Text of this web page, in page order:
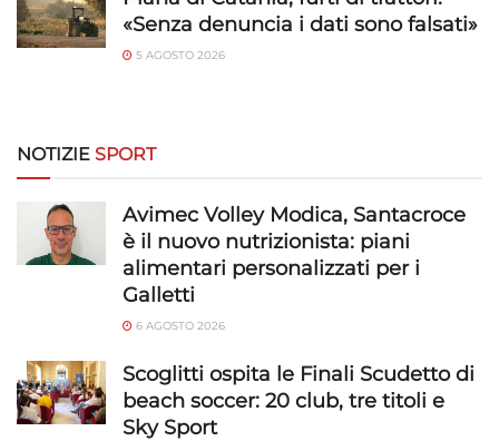
«Senza denuncia i dati sono falsati»
5 AGOSTO 2026
NOTIZIE SPORT
Avimec Volley Modica, Santacroce
è il nuovo nutrizionista: piani
alimentari personalizzati per i
Galletti
6 AGOSTO 2026
Scoglitti ospita le Finali Scudetto di
beach soccer: 20 club, tre titoli e
Sky Sport